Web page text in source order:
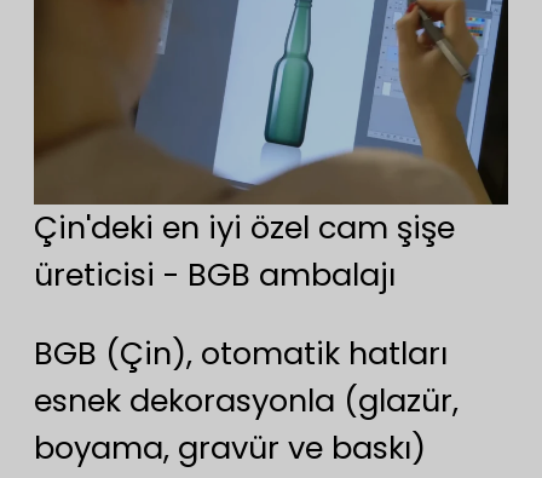
Çin'deki en iyi özel cam şişe
üreticisi - BGB ambalajı
BGB (Çin), otomatik hatları
esnek dekorasyonla (glazür,
boyama, gravür ve baskı)